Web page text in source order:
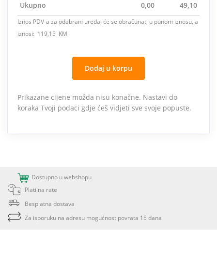
Ukupno 0,00 49,10
Iznos PDV-a za odabrani uređaj će se obračunati u punom iznosu, a
iznosi: 119,15 KM
Dodaj u korpu
Prikazane cijene možda nisu konačne. Nastavi do
koraka Tvoji podaci gdje ćeš vidjeti sve svoje popuste.
Dostupno u webshopu
Plati na rate
Besplatna dostava
Za isporuku na adresu mogućnost povrata 15 dana